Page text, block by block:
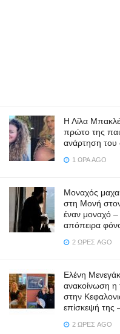
Η Λίλα
πρώτο της
ανάρτηση του
1 ΏΡΑ AGO
Μοναχός
στη Μονή
έναν μοναχό
απόπειρα
2 ΏΡΕΣ AGO
Ελένη
ανακοίνωση η
στην
επίσκεψή της
2 ΏΡΕΣ AGO